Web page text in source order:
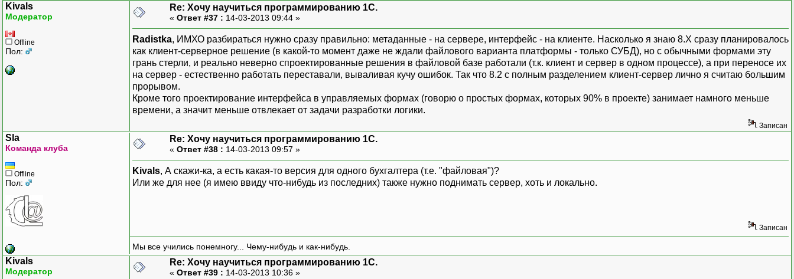
Kivals
Модератор
Offline
Пол:
Re: Хочу научиться программированию 1С.
« Ответ #37 : 14-03-2013 09:44 »
Radistka, ИМХО разбираться нужно сразу правильно: метаданные - на сервере, интерфейс - на клиенте. Насколько я знаю 8.Х сразу планировалось
как клиент-серверное решение (в какой-то момент даже не ждали файлового варианта платформы - только СУБД), но с обычными формами эту
грань стерли, и реально неверно спроектированные решения в файловой базе работали (т.к. клиент и сервер в одном процессе), а при переносе их
на сервер - естественно работать переставали, вываливая кучу ошибок. Так что 8.2 с полным разделением клиент-сервер лично я считаю большим
прорывом.
Кроме того проектирование интерфейса в управляемых формах (говорю о простых формах, которых 90% в проекте) занимает намного меньше
времени, а значит меньше отвлекает от задачи разработки логики.
Записан
Sla
Команда клуба
Offline
Пол:
Re: Хочу научиться программированию 1С.
« Ответ #38 : 14-03-2013 09:57 »
Kivals, А скажи-ка, а есть какая-то версия для одного бухгалтера (т.е. "файловая")?
Или же для нее (я имею ввиду что-нибудь из последних) также нужно поднимать сервер, хоть и локально.
Записан
Мы все учились понемногу... Чему-нибудь и как-нибудь.
Kivals
Модератор
Re: Хочу научиться программированию 1С.
« Ответ #39 : 14-03-2013 10:36 »